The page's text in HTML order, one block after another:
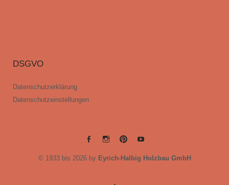
DSGVO
Datenschutzerklärung
Datenschutzeinstellungen
EYRICH-EYRICH-EYRICH-EYRICH-
© 1933 bis 2026 by Eyrich-Halbig Holzbau GmbH